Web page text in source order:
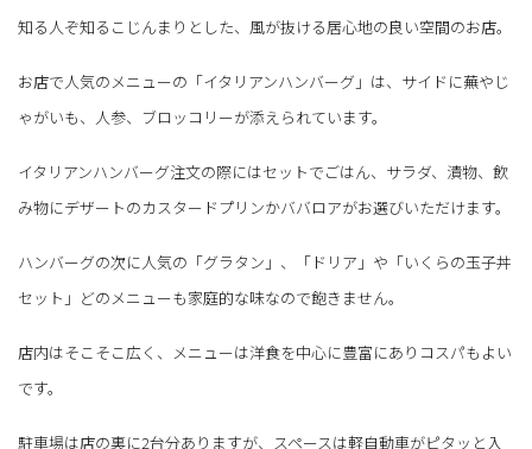
知る人ぞ知るこじんまりとした、風が抜ける居心地の良い空間のお店。
お店で人気のメニューの「イタリアンハンバーグ」は、サイドに蕪やじ
ゃがいも、人参、ブロッコリーが添えられています。
イタリアンハンバーグ注文の際にはセットでごはん、サラダ、漬物、飲
み物にデザートのカスタードプリンかババロアがお選びいただけます。
ハンバーグの次に人気の「グラタン」、「ドリア」や「いくらの玉子丼
セット」どのメニューも家庭的な味なので飽きません。
店内はそこそこ広く、メニューは洋食を中心に豊富にありコスパもよい
です。
駐車場は店の裏に2台分ありますが、スペースは軽自動車がピタッと入